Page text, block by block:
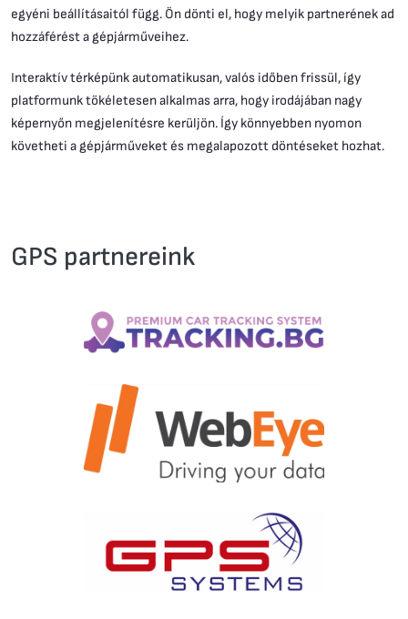
egyéni beállításaitól függ. Ön dönti el, hogy melyik partnerének ad
hozzáférést a gépjárműveihez.
Interaktív térképünk automatikusan, valós időben frissül, így
platformunk tökéletesen alkalmas arra, hogy irodájában nagy
képernyőn megjelenítésre kerüljön. Így könnyebben nyomon
követheti a gépjárműveket és megalapozott döntéseket hozhat.
GPS partnereink